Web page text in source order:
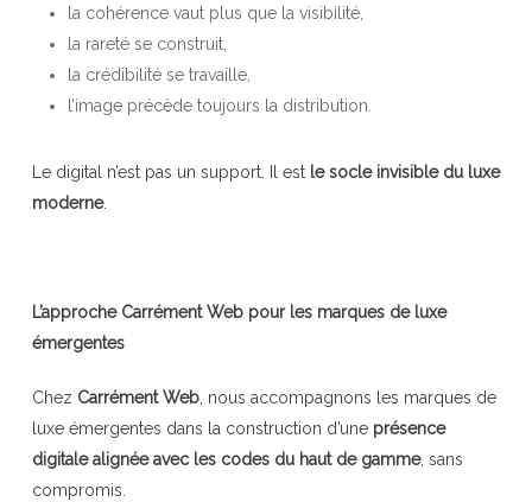
la cohérence vaut plus que la visibilité,
la rareté se construit,
la crédibilité se travaille,
l’image précède toujours la distribution.
Le digital n’est pas un support. Il est le socle invisible du luxe
moderne.
L’approche Carrément Web pour les marques de luxe
émergentes
Chez Carrément Web, nous accompagnons les marques de
luxe émergentes dans la construction d’une présence
digitale alignée avec les codes du haut de gamme, sans
compromis.